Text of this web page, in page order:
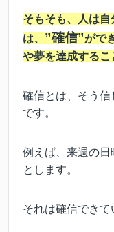
そもそも、人は
は、 ”確信”がで
や夢を達成するこ
確信とは、そう信
です。
例えば、来週の日
とします。
それは確信できて